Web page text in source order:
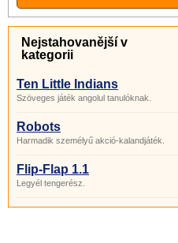
Nejstahovanější v
kategorii
Ten Little Indians
Szöveges játék angolul tanulóknak.
Robots
Harmadik személyű akció-kalandjáték.
Flip-Flap 1.1
Legyél tengerész.